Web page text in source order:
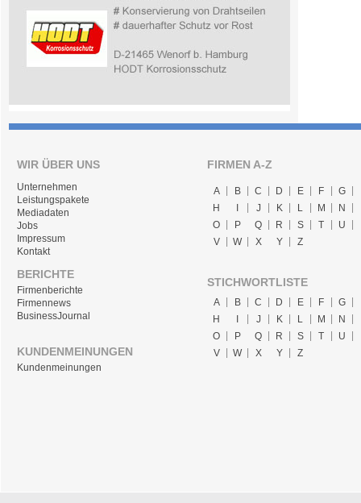
WIR ÜBER UNS
Unternehmen
Leistungspakete
Mediadaten
Jobs
Impressum
Kontakt
BERICHTE
Firmenberichte
Firmennews
BusinessJournal
KUNDENMEINUNGEN
Kundenmeinungen
FIRMEN A-Z
A B C D E F
G
H
J K L M
N
O
P Q R S T
U
V
W X Y Z
STICHWORTLISTE
A B C D E F
G
H
J K L M
N
O
P Q R S T
U
V
W X Y Z